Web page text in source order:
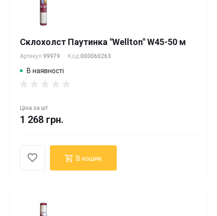
Склохолст Паутинка "Wellton" W45-50 м
Артикул 99979 Код 000060263
В наявності
Ціна за шт
1 268 грн.
В кошик